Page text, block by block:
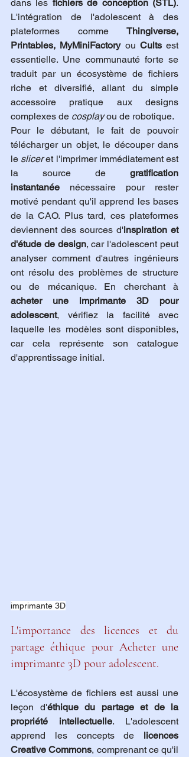
dans les fichiers de conception (STL).
L'intégration de l'adolescent à des
plateformes comme Thingiverse,
Printables, MyMiniFactory ou Cults est
essentielle. Une communauté forte se
traduit par un écosystème de fichiers
riche et diversifié, allant du simple
accessoire pratique aux designs
complexes de cosplay ou de robotique.
Pour le débutant, le fait de pouvoir
télécharger un objet, le découper dans
le slicer et l'imprimer immédiatement est
la source de gratification
instantanée nécessaire pour rester
motivé pendant qu'il apprend les bases
de la CAO. Plus tard, ces plateformes
deviennent des sources d'inspiration et
d'étude de design, car l'adolescent peut
analyser comment d'autres ingénieurs
ont résolu des problèmes de structure
acheter une imprimante 3D pour
adolescent, vérifiez la facilité avec
laquelle les modèles sont disponibles,
car cela représente son catalogue
d'apprentissage initial.
imprimante 3D
L'importance des licences et du
partage éthique pour Acheter une
imprimante 3D pour adolescent.
L'écosystème de fichiers est aussi une
leçon d'éthique du partage et de la
propriété intellectuelle. L'adolescent
apprend les concepts de licences
Creative Commons, comprenant ce qu'il